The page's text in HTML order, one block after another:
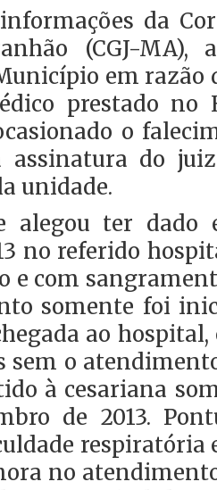
da
(CGJ-MA),
em razão
prestado no
o
do
unidade.
alegou ter dado
no referido
e com
somente foi
ao
sem o
à cesariana
de 2013.
respiratória
no